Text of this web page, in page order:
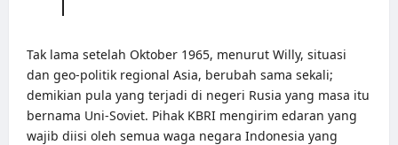
Tak lama setelah Oktober 1965, menurut Willy, situasi
dan geo-politik regional Asia, berubah sama sekali;
demikian pula yang terjadi di negeri Rusia yang masa itu
bernama Uni-Soviet. Pihak KBRI mengirim edaran yang
wajib diisi oleh semua waga negara Indonesia yang